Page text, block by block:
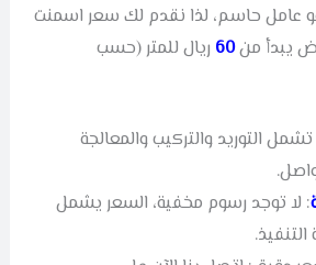
عامل حاسم، لذا نقدم لك سعر اسمنت
يبدأ من60 ريال للمتر (حسب
التوريد والتركيب والمعالجة
: لا توجد رسوم مخفية، السعر يشمل